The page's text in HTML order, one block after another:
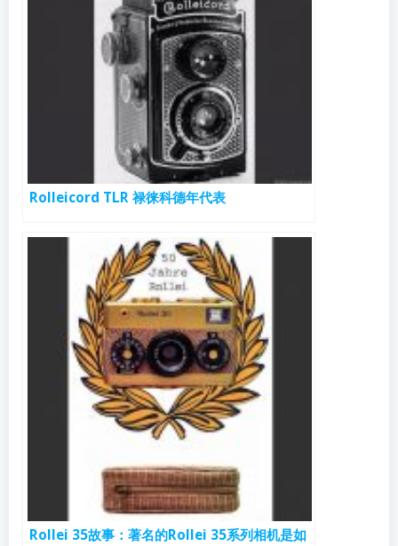
Rolleicord TLR 禄徕科德年代表
Rollei 35故事：著名的Rollei 35系列相机是如